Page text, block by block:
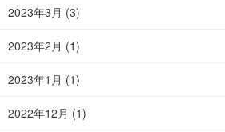
2023年3月 (3)
2023年2月 (1)
2023年1月 (1)
2022年12月 (1)